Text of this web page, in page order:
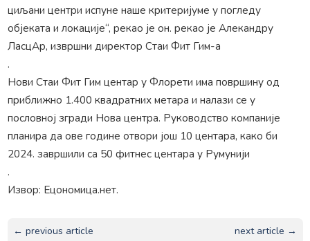
циљани центри испуне наше критеријуме у погледу
објеката и локације“, рекао је он. рекао је Алекандру
ЛасцАр, извршни директор Стаи Фит Гим-а
.
Нови Стаи Фит Гим центар у Флорети има површину од
приближно 1.400 квадратних метара и налази се у
пословној згради Нова центра. Руководство компаније
планира да ове године отвори још 10 центара, како би
2024. завршили са 50 фитнес центара у Румунији
.
Извор: Ецономица.нет.
← previous article next article →